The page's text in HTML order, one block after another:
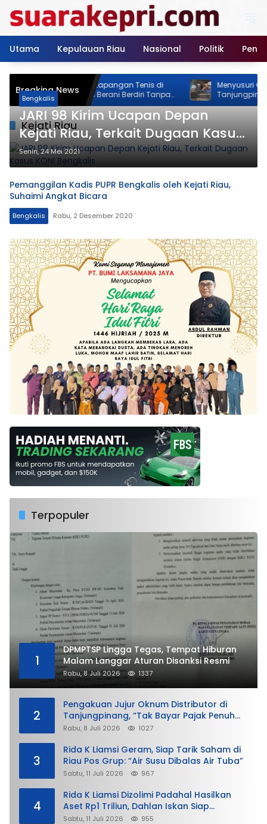
konten
Utama
Kepulauan Riau Nasional Politik
Breaking News
Neo Feodal! Proyek Lapangan Tenis di
Jalan Rimba Jaya Berani Berdiri Tanpa
Izin, Pemilik Malah Pamer Progres 70
Persen
Menyusuri Gudang
Tanjungpinang:
Memastikan Stok
Akhir Tahun
Kejati Riau
Bengkalis
JARI 98 Kirim Ucapan Depan
Kejati Riau, Terkait Dugaan Kasus
KONI Bengkalis
Senin, 24 Mei 2021
Pemanggilan Kadis PUPR Bengkalis oleh Kejati Riau,
Suhaimi Angkat Bicara
Bengkalis Rabu, 2 Desember 2020
Terpopuler
1
DPMPTSP Lingga Tegas, Tempat Hiburan
Malam Langgar Aturan Disanksi Resmi
Rabu, 8 Juli 2026 1337
2
Pengakuan Jujur Oknum Distributor di
Tanjungpinang, “Tak Bayar Pajak Penuh
demi Untung”
Rabu, 8 Juli 2026 1027
3
Rida K Liamsi Geram, Siap Tarik Saham di
Riau Pos Grup: “Air Susu Dibalas Air Tuba”
Sabtu, 11 Juli 2026 967
4
Rida K Liamsi Dizolimi Padahal Hasilkan
Aset Rp1 Triliun, Dahlan Iskan Siap
Membela
Sabtu, 11 Juli 2026 955